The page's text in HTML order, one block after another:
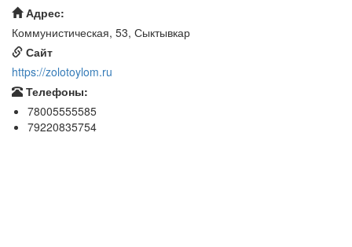
Адрес:
Коммунистическая, 53, Сыктывкар
Сайт
https://zolotoylom.ru
Телефоны:
78005555585
79220835754